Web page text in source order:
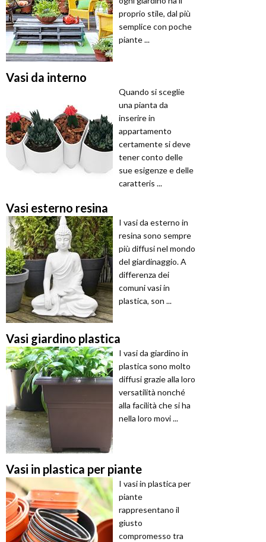
proprio stile, dal più
semplice con poche
piante ...
Vasi da interno
Quando si sceglie
una pianta da
inserire in
appartamento
certamente si deve
tener conto delle
sue esigenze e delle
caratteris ...
Vasi esterno resina
I vasi da esterno in
resina sono sempre
più diffusi nel mondo
del giardinaggio. A
differenza dei
comuni vasi in
plastica, son ...
Vasi giardino plastica
I vasi da giardino in
plastica sono molto
diffusi grazie alla loro
versatilità nonché
alla facilità che si ha
nella loro movi ...
Vasi in plastica per piante
I vasi in plastica per
piante
rappresentano il
giusto
compromesso tra